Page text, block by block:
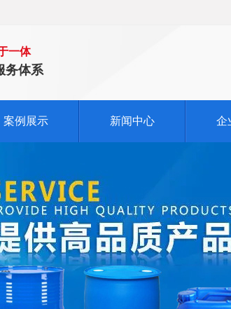
一体
务体系
案例展示 新闻中心 企